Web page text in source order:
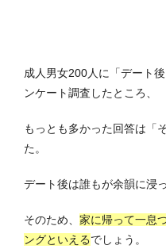
成人男女200人に「デート
ンケート調査したところ、
もっとも多かった回答は「
た。
デート後は誰もが余韻に浸
そのため、 家に帰って一息
ングといえるでしょう。